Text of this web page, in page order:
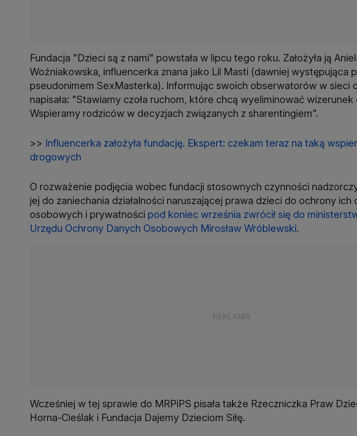
Fundacja "Dzieci są z nami" powstała w lipcu tego roku. Założyła ją
Woźniakowska, influencerka znana jako Lil Masti (dawniej występująca
pseudonimem SexMasterka). Informując swoich obserwatorów w sieci
napisała: "Stawiamy czoła ruchom, które chcą wyeliminować wizerunek
Wspieramy rodziców w decyzjach związanych z sharentingiem".
>> Influencerka założyła fundację. Ekspert: czekam teraz na taką
drogowych
O rozważenie podjęcia wobec fundacji stosownych czynności
jej do zaniechania działalności naruszającej prawa dzieci do ochrony ich
osobowych i prywatności pod koniec września zwrócił się do
Urzędu Ochrony Danych Osobowych Mirosław Wróblewski.
Wcześniej w tej sprawie do MRPiPS pisała także Rzeczniczka Praw
Horna-Cieślak i Fundacja Dajemy Dzieciom Siłę.